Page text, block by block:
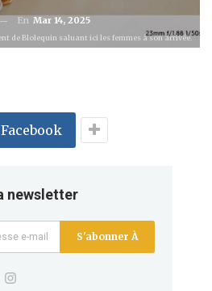
En Mar 14, 2025
de Blolequin saluant ici les femmes à son arrivée.
Facebook
newsletter
S'abonner À